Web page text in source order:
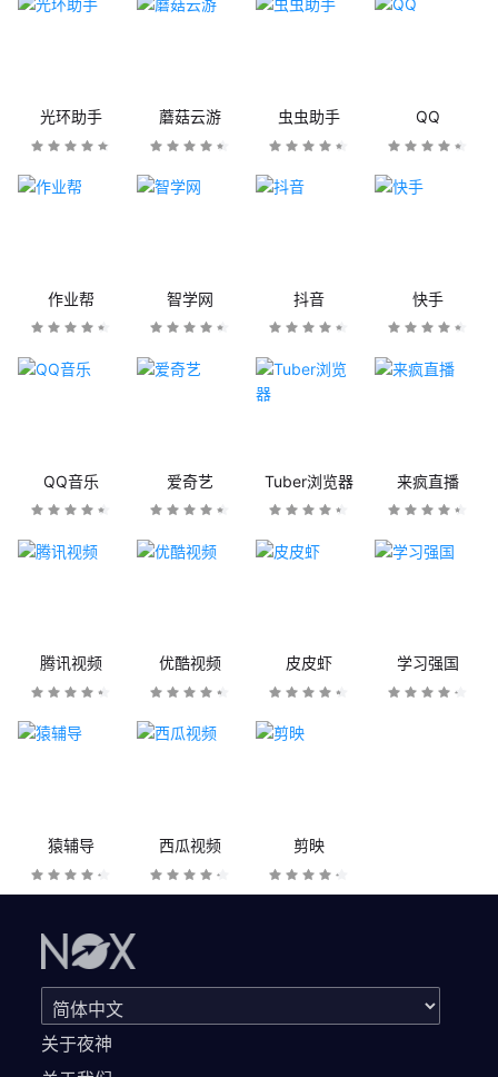
光环助手 蘑菇云游 虫虫助手 QQ
作业帮 智学网 抖音 快手
QQ音乐 爱奇艺 Tuber浏览器 来疯直播
腾讯视频 优酷视频 皮皮虾 学习强国
猿辅导 西瓜视频 剪映
关于夜神